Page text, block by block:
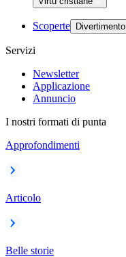
Scoperte Divertimento
Servizi
Newsletter
Applicazione
Annuncio
I nostri formati di punta
Approfondimenti
Articolo
Belle storie